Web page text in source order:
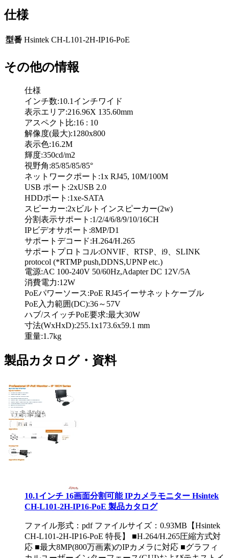
仕様
型番 Hsintek CH-L101-2H-IP16-PoE
その他の情報
仕様
インチ数:10.1インチワイド
表示エリア:216.96X 135.60mm
アスペクト比:16 : 10
解像度(最大):1280x800
表示色:16.2M
輝度:350cd/m2
視野角:85/85/85/85°
ネットワークポート:1x RJ45, 10M/100M
USB ポート:2xUSB 2.0
HDDポート:1xe-SATA
スピーカー:2xビルトインスピーカー(2w)
分割表示サポート:1/2/4/6/8/9/10/16CH
IPビデオサポート:8MP/D1
サポートデコード:H.264/H.265
サポートプロトコル:ONVIF、RTSP、i9、SLINK
protocol (*RTMP push,DDNS,UPNP etc.)
電源:AC 100-240V 50/60Hz,Adapter DC 12V/5A
消費電力:12W
PoEパワーソース:PoE RJ45イーサネットケーブル
PoE入力範囲(DC):36～57V
ハブ/スイッチPoE要求:最大30W
寸法(WxHxD):255.1x173.6x59.1 mm
重量:1.7kg
製品カタログ・資料
10.1インチ 16画面分割可能 IPカメラモニター Hsintek
CH-L101-2H-IP16-PoE 製品カタログ
ファイル形式：pdf ファイルサイズ：0.93MB 【Hsintek
CH-L101-2H-IP16-PoE 特長】 ■H.264/H.265圧縮方式対
応 ■最大8MP(800万画素)のIPカメラに対応 ■グラフィ